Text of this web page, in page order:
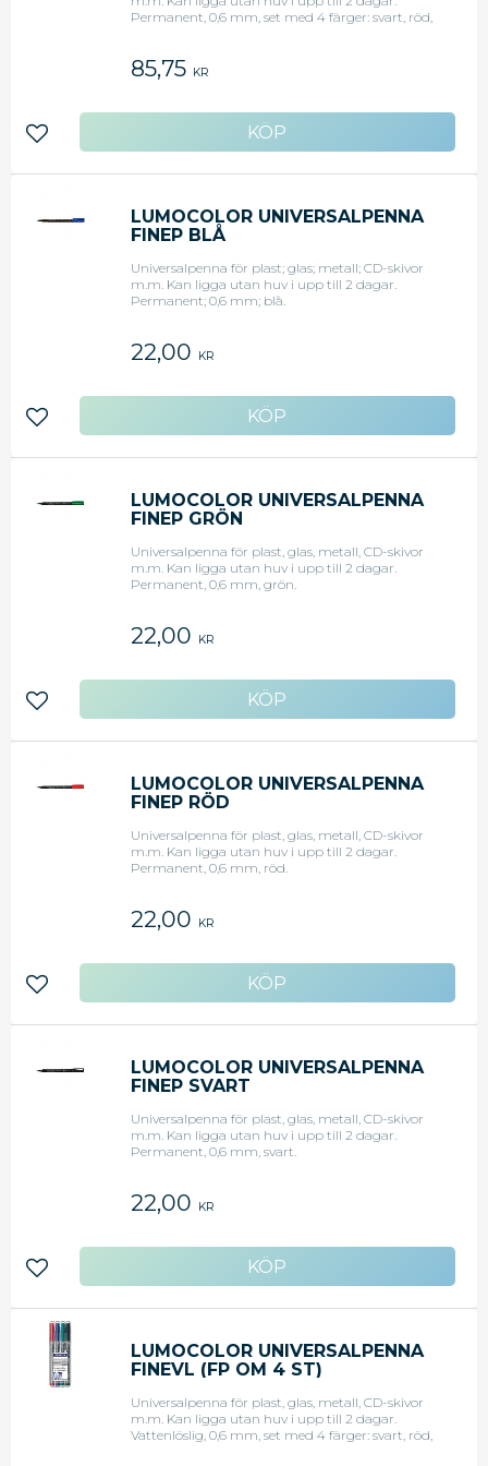
Permanent, 0,6 mm, set med 4 färger: svart, röd,
85,75 KR
Lägg till i favoriter
LUMOCOLOR UNIVERSALPENNA
FINEP BLÅ
Universalpenna för plast; glas; metall; CD-skivor
m.m. Kan ligga utan huv i upp till 2 dagar.
Permanent; 0,6 mm; blå.
22,00 KR
Lägg till i favoriter
LUMOCOLOR UNIVERSALPENNA
FINEP GRÖN
Universalpenna för plast, glas, metall, CD-skivor
m.m. Kan ligga utan huv i upp till 2 dagar.
Permanent, 0,6 mm, grön.
22,00 KR
Lägg till i favoriter
LUMOCOLOR UNIVERSALPENNA
FINEP RÖD
Universalpenna för plast, glas, metall, CD-skivor
m.m. Kan ligga utan huv i upp till 2 dagar.
Permanent, 0,6 mm, röd.
22,00 KR
Lägg till i favoriter
LUMOCOLOR UNIVERSALPENNA
FINEP SVART
Universalpenna för plast, glas, metall, CD-skivor
m.m. Kan ligga utan huv i upp till 2 dagar.
Permanent, 0,6 mm, svart.
22,00 KR
Lägg till i favoriter
LUMOCOLOR UNIVERSALPENNA
FINEVL (FP OM 4 ST)
Universalpenna för plast, glas, metall, CD-skivor
m.m. Kan ligga utan huv i upp till 2 dagar.
Vattenlöslig, 0,6 mm, set med 4 färger: svart, röd,